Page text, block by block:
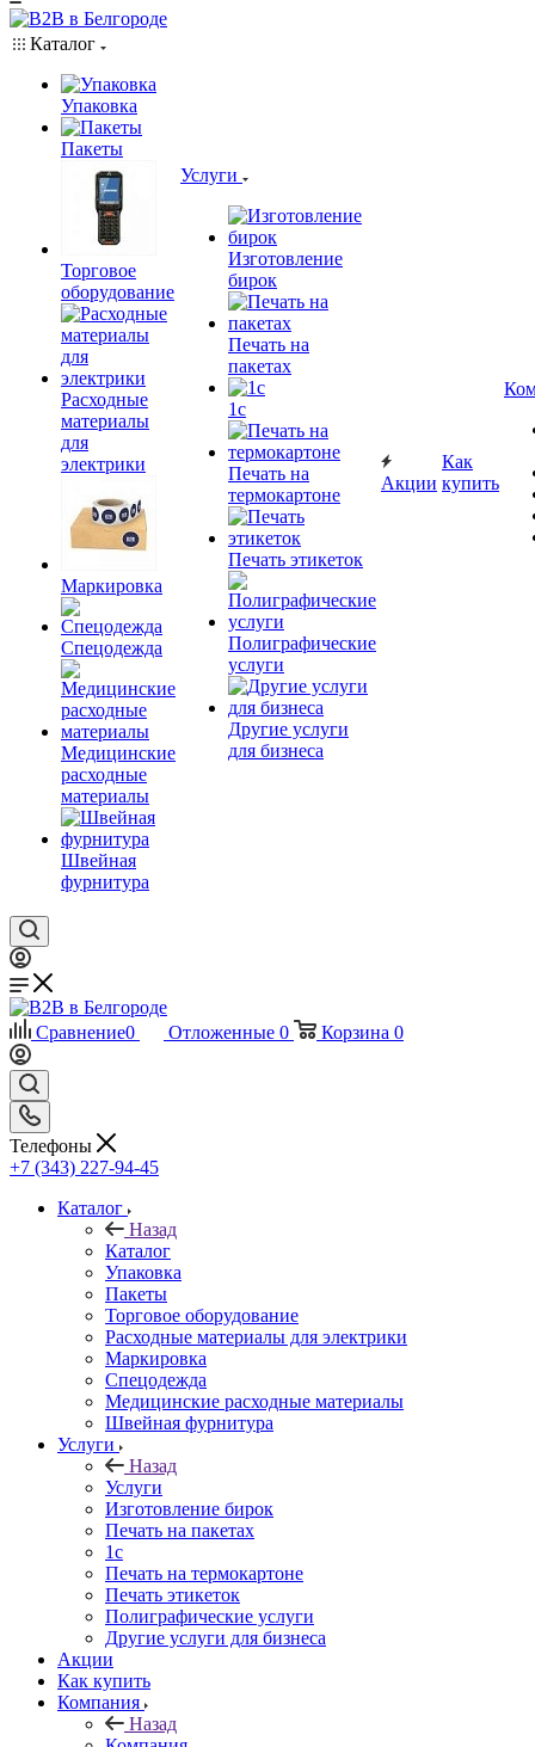
Каталог
Упаковка
Пакеты
Торговое
оборудование
Расходные
материалы
для
электрики
Маркировка
Спецодежда
Медицинские
расходные
материалы
Швейная
фурнитура
Услуги
Изготовление
бирок
Печать на
пакетах
1c
Печать на
термокартоне
Печать этикеток
Полиграфические
услуги
Другие услуги
для бизнеса
Акции
Как
купить
Сравнение0 Отложенные 0 Корзина 0
Телефоны
+7 (343) 227-94-45
Каталог
Назад
Каталог
Упаковка
Пакеты
Торговое оборудование
Расходные материалы для электрики
Маркировка
Спецодежда
Медицинские расходные материалы
Швейная фурнитура
Услуги
Назад
Услуги
Изготовление бирок
Печать на пакетах
1c
Печать на термокартоне
Печать этикеток
Полиграфические услуги
Другие услуги для бизнеса
Акции
Как купить
Компания
Назад